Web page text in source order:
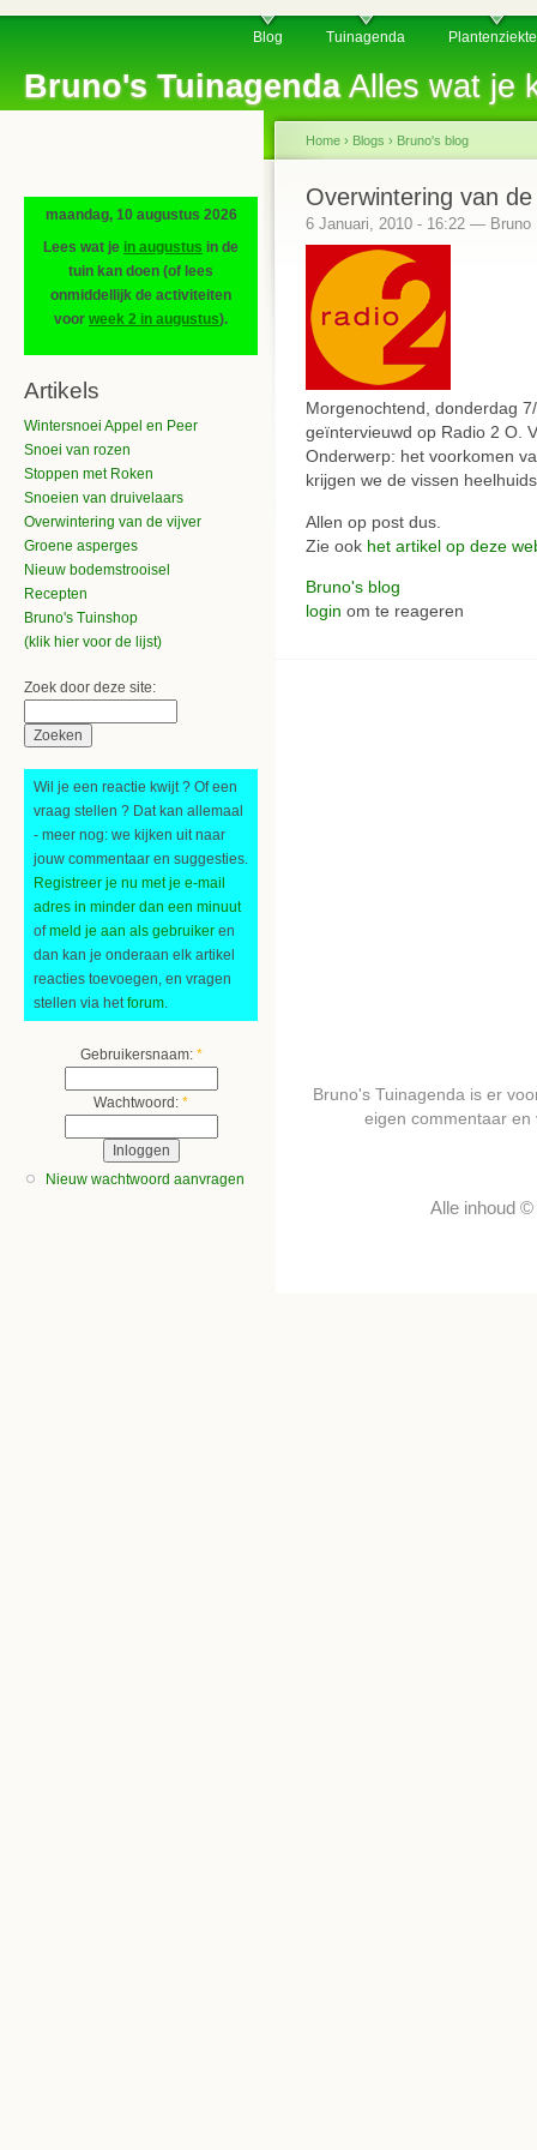
Bruno's TuinagendaAlles wat je
Blog Tuinagenda
maandag, 10 augustus 2026
Lees wat je in augustus in de
tuin kan doen (of lees
onmiddellijk de activiteiten
voor week 2 in augustus).
Artikels
Wintersnoei Appel en Peer
Snoei van rozen
Stoppen met Roken
Snoeien van druivelaars
Overwintering van de vijver
Groene asperges
Nieuw bodemstrooisel
Recepten
Bruno's Tuinshop
(klik hier voor de lijst)
Zoek door deze site:
Wil je een reactie kwijt ? Of een
vraag stellen ? Dat kan allemaal
- meer nog: we kijken uit naar
jouw commentaar en suggesties.
Registreer je nu met je e-mail
adres in minder dan een minuut
ofmeld je aan als gebruiker en
dan kan je onderaan elk artikel
reacties toevoegen, en vragen
stellen via hetforum.
Gebruikersnaam: *
Wachtwoord: *
Nieuw wachtwoord aanvragen
Home › Blogs › Bruno's blog
Overwintering van
6 Januari, 2010 - 16:22 — Bruno
Morgenochtend, donderdag
geïntervieuwd op Radio 2 O.
Onderwerp: het voorkomen
krijgen we de vissen
Allen op post dus.
Zie ook het artikel op deze
Bruno's blog
login om te reageren
Bruno's Tuinagenda is er
eigen commentaar
Alle inhoud